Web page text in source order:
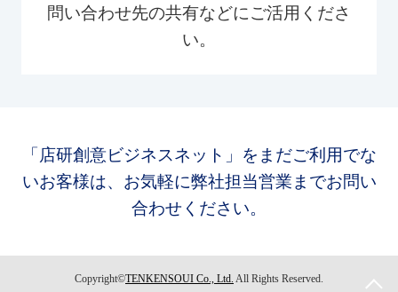
問い合わせ先の共有などにご活用くださ
い。
「店研創意ビジネスネット」をまだご利用でな
いお客様は、お気軽に弊社担当営業までお問い
合わせください。
Copyright©TENKENSOUI Co., Ltd. All Rights Reserved.